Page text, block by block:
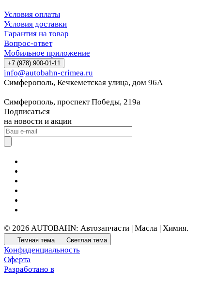
Условия оплаты
Условия доставки
Гарантия на товар
Вопрос-ответ
Мобильное приложение
+7 (978) 900-01-11
info@autobahn-crimea.ru
Симферополь, Кечкеметская улица, дом 96А
Симферополь, проспект Победы, 219а
Подписаться
на новости и акции
© 2026 AUTOBAHN: Автозапчасти | Масла | Химия.
Темная тема Светлая тема
Конфиденциальность
Оферта
Разработано в